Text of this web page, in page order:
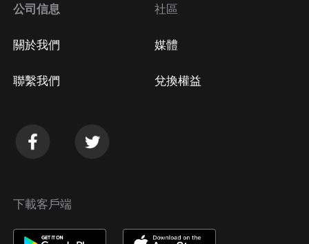
公司信息
關於我們
聯繫我們
社區
媒體
兌換權益
下載客戶端